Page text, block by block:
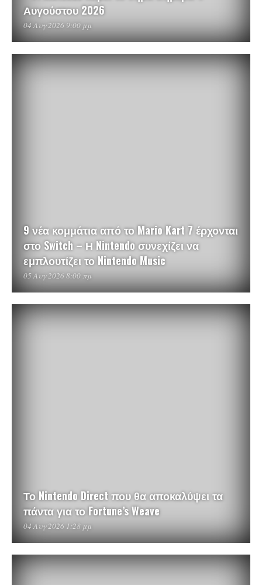
Αυγούστου 2026
04 Αυγ 2026 9:00 μμ
9 νέα κομμάτια από το Mario Kart 7 έρχονται
στο Switch – Η Nintendo συνεχίζει να
εμπλουτίζει το Nintendo Music
05 Αυγ 2026 8:00 πμ
Το Nintendo Direct που θα αποκαλύψει τα
πάντα για το Fortune’s Weave
04 Αυγ 2026 1:28 μμ